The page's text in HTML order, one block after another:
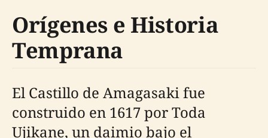
Orígenes e Historia
Temprana
El Castillo de Amagasaki fue
construido en 1617 por Toda
Ujikane, un daimio bajo el